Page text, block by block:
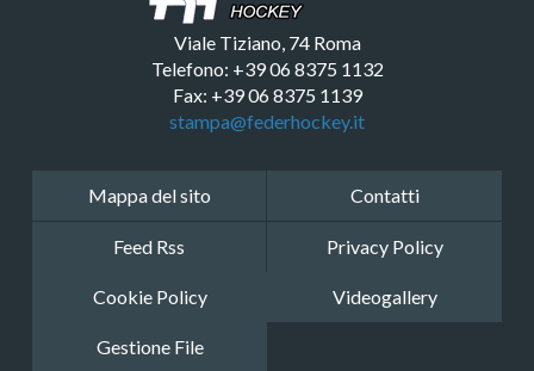
Viale Tiziano, 74 Roma
Telefono: +39 06 8375 1132
Fax: +39 06 8375 1139
stampa@federhockey.it
Mappa del sito Contatti
Feed Rss Privacy Policy
Cookie Policy Videogallery
Gestione File